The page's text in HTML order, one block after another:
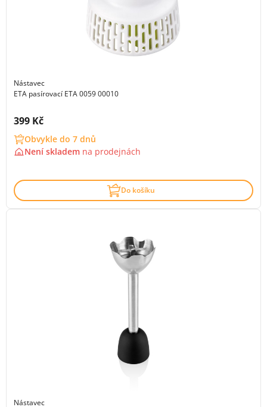
Nástavec
ETA pasírovací ETA 0059 00010
Cena s DPH:
399 Kč
Obvykle do 7 dnů
Není skladem na prodejnách
Do košíku
Nástavec